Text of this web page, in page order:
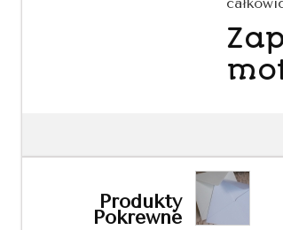
Produkty
Pokrewne